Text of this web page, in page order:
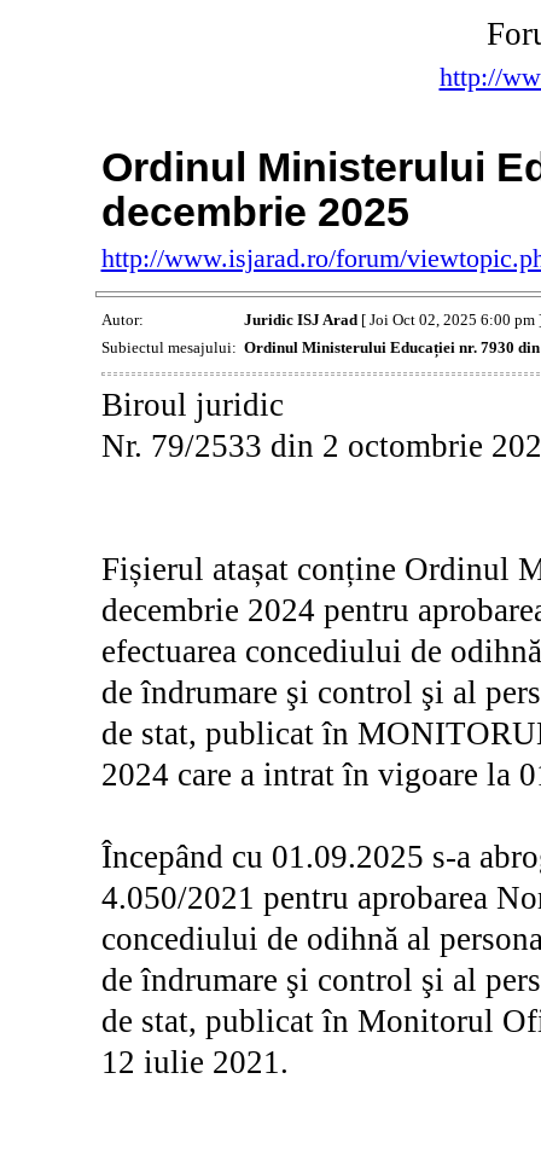
http://
Ordinul Ministerului
decembrie 2025
http://www.isjarad.ro/forum/
Autor: Juridic ISJ Arad[ Joi Oct 02, 2025 6:00 pm
Subiectul mesajului: Ordinul Ministerului Educației nr. 7930 din
Biroul juridic
Nr. 79/2533 din 2 octombrie
Fișierul atașat conține Ordinul
decembrie 2024 pentru
efectuarea concediului de
de îndrumare şi control şi al
de stat, publicat în
2024 care a intrat în vigoare la
Începând cu 01.09.2025 s-a
4.050/2021 pentru aprobarea
concediului de odihnă al
de îndrumare şi control şi al
de stat, publicat în Monitorul
12 iulie 2021.